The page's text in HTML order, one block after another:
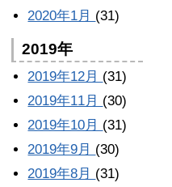
2020年1月 (31)
2019年
2019年12月 (31)
2019年11月 (30)
2019年10月 (31)
2019年9月 (30)
2019年8月 (31)